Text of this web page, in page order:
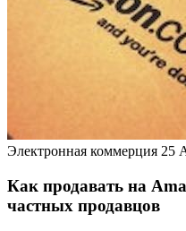
Электронная коммерция 25
Как продавать на
частных продавцов